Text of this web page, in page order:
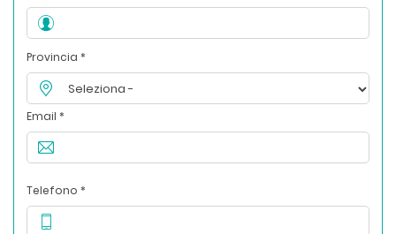
Provincia *
Email *
Telefono *